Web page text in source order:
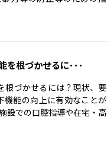
を根づかせるに･･･
根づかせるには？現状、要
機能の向上に有効なことが
設での口腔指導や在宅・高